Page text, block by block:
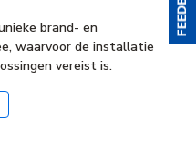
brand- en
waarvoor de installatie
vereist is.